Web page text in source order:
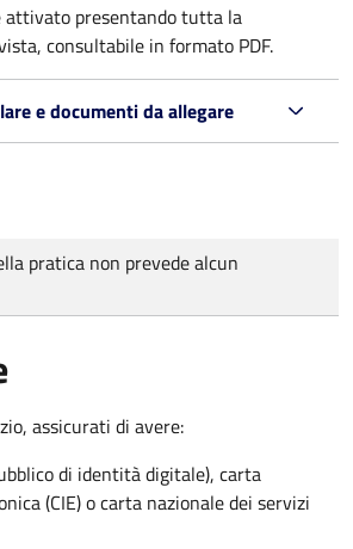
attivato presentando tutta la
consultabile in formato PDF.
e documenti da allegare
pratica non prevede alcun
assicurati di avere:
di identità digitale), carta
(CIE) o carta nazionale dei servizi